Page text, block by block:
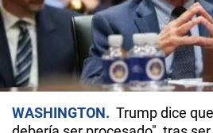
WASHINGTON
Trump dice